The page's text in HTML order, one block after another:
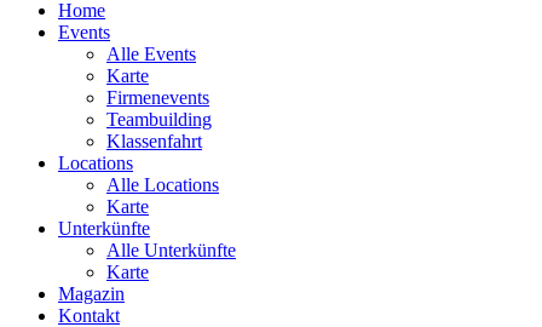
Home
Events
Alle Events
Karte
Firmenevents
Teambuilding
Klassenfahrt
Locations
Alle Locations
Karte
Unterkünfte
Alle Unterkünfte
Karte
Magazin
Kontakt